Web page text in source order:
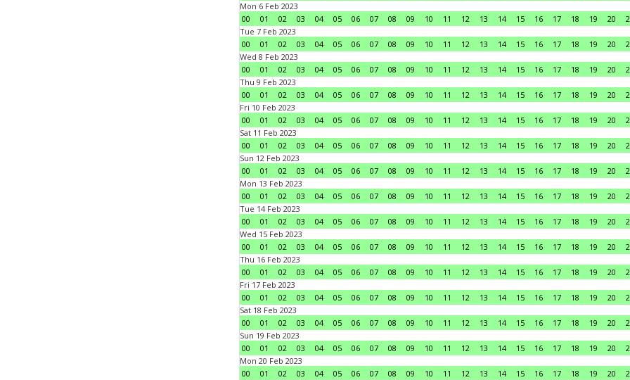
Mon 6 Feb 2023
00
01 02 03 04 05 06 07 08 09 10 11 12 13 14 15 16 17 18 19 20
Tue 7 Feb 2023
00
01 02 03 04 05 06 07 08 09 10 11 12 13 14 15 16 17 18 19 20
Wed 8 Feb 2023
00
01 02 03 04 05 06 07 08 09 10 11 12 13 14 15 16 17 18 19 20
Thu 9 Feb 2023
00
01 02 03 04 05 06 07 08 09 10 11 12 13 14 15 16 17 18 19 20
Fri 10 Feb 2023
00
01 02 03 04 05 06 07 08 09 10 11 12 13 14 15 16 17 18 19 20
Sat 11 Feb 2023
00
01 02 03 04 05 06 07 08 09 10 11 12 13 14 15 16 17 18 19 20
Sun 12 Feb 2023
00
01 02 03 04 05 06 07 08 09 10 11 12 13 14 15 16 17 18 19 20
Mon 13 Feb 2023
00
01 02 03 04 05 06 07 08 09 10 11 12 13 14 15 16 17 18 19 20
Tue 14 Feb 2023
00
01 02 03 04 05 06 07 08 09 10 11 12 13 14 15 16 17 18 19 20
Wed 15 Feb 2023
00
01 02 03 04 05 06 07 08 09 10 11 12 13 14 15 16 17 18 19 20
Thu 16 Feb 2023
00
01 02 03 04 05 06 07 08 09 10 11 12 13 14 15 16 17 18 19 20
Fri 17 Feb 2023
00
01 02 03 04 05 06 07 08 09 10 11 12 13 14 15 16 17 18 19 20
Sat 18 Feb 2023
00
01 02 03 04 05 06 07 08 09 10 11 12 13 14 15 16 17 18 19 20
Sun 19 Feb 2023
00
01 02 03 04 05 06 07 08 09 10 11 12 13 14 15 16 17 18 19 20
Mon 20 Feb 2023
00
01 02 03 04 05 06 07 08 09 10 11 12 13 14 15 16 17 18 19 20